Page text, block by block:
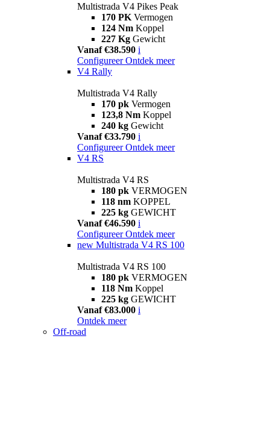
Multistrada V4 Pikes Peak
170 PK Vermogen
124 Nm Koppel
227 Kg Gewicht
Vanaf €38.590 i
Configureer Ontdek meer
V4 Rally
Multistrada V4 Rally
170 pk Vermogen
123,8 Nm Koppel
240 kg Gewicht
Vanaf €33.790 i
Configureer Ontdek meer
V4 RS
Multistrada V4 RS
180 pk VERMOGEN
118 nm KOPPEL
225 kg GEWICHT
Vanaf €46.590 i
Configureer Ontdek meer
new Multistrada V4 RS 100
Multistrada V4 RS 100
180 pk VERMOGEN
118 Nm Koppel
225 kg GEWICHT
Vanaf €83.000 i
Ontdek meer
Off-road